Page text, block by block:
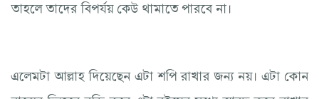
তাহলে তাদের বিপর্যয় কেউ থামাতে পারবে না।
এলেমটা আল্লাহ দিয়েছেন এটা শপি রাখার জন্য নয়। এটা কোন